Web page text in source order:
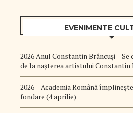
EVENIMENTE
2026 Anul Constantin Brâncuși – Se
de la nașterea artistului Constantin
2026 – Academia Română
fondare (4 aprilie)